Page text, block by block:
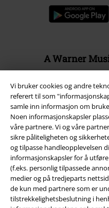
Vi bruker cookies og andre
referert til som
samle inn informasjon om
Noen informasjonskapsler
våre partnere. Vi og våre
sikre påliteligheten og
og tilpasse handleopplevelsen
informasjonskapsler for å
(f.eks. personlig tilpassede
medier og på tredjeparts
de kun med partnere som er
tilstrekkelighetsbeslutning i
A Warner